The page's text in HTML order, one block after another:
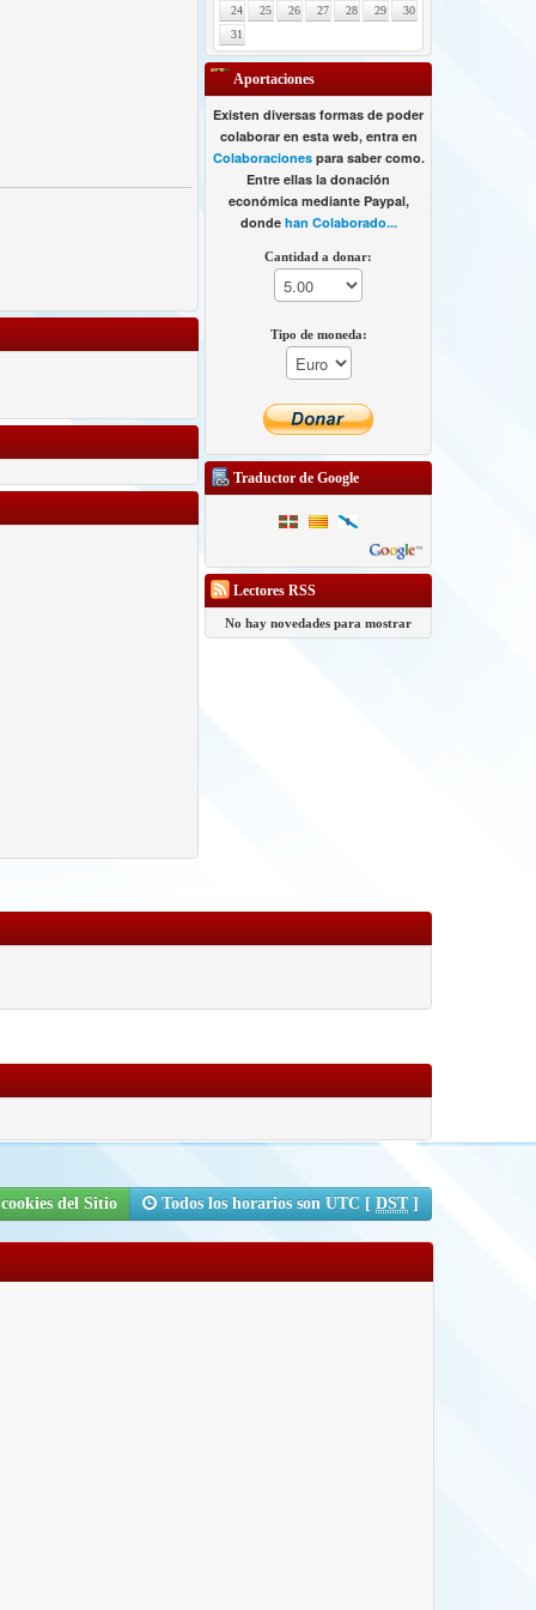
24
25 26 27 28 29
30
31
Aportaciones
Existen diversas formas de poder
colaborar en esta web, entra en
Colaboracionespara saber como.
Entre ellas la donación
económica mediante Paypal,
donde han Colaborado...
Cantidad a donar:
Tipo de moneda:
Traductor de Google
Lectores RSS
No hay novedades para mostrar
del Sitio Todos los horarios son UTC [ DST]